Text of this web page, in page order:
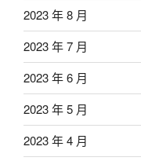
2023 年 8 月
2023 年 7 月
2023 年 6 月
2023 年 5 月
2023 年 4 月